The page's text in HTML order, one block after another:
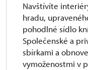
Navštívíte
hradu,
pohodlné sídlo
Společenské a
sbírkami a
vymoženostmi v